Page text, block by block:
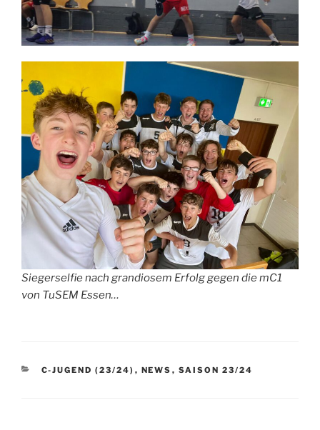
Siegerselfie nach grandiosem Erfolg gegen die mC1
von TuSEM Essen…
KATEGORIEN
C-JUGEND (23/24) , NEWS , SAISON 23/24